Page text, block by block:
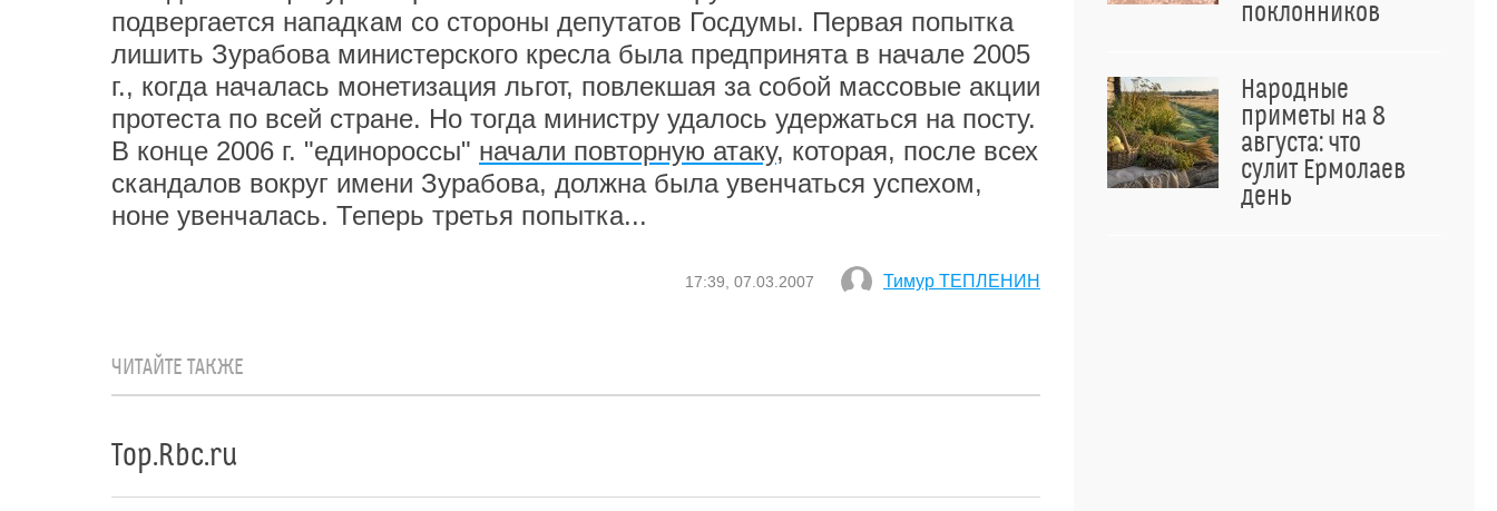
подвергается нападкам со стороны депутатов Госдумы. Первая попытка
лишить Зурабова министерского кресла была предпринята в начале 2005
г., когда началась монетизация льгот, повлекшая за собой массовые акции
протеста по всей стране. Но тогда министру удалось удержаться на посту.
В конце 2006 г. "единороссы" начали повторную атаку, которая, после всех
скандалов вокруг имени Зурабова, должна была увенчаться успехом,
ноне увенчалась. Теперь третья попытка...
17:39, 07.03.2007 Тимур ТЕПЛЕНИН
ЧИТАЙТЕ ТАКЖЕ
Top.Rbc.ru
поклонников
Народные
приметы на 8
августа: что
сулит Ермолаев
день